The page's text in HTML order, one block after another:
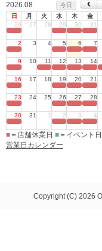
2026.08
今日
日
月 火 水 木 金
26
27 28 29 30 31
2 3 4 5 6 7
9 10 11 12 13 14
16 17 18 19 20 21
23 24 25 26 27 28
30 31 1 2 3 4
■ ＝店舗休業日 ■ ＝イベント日
営業日カレンダー
Copyright (C) 2026